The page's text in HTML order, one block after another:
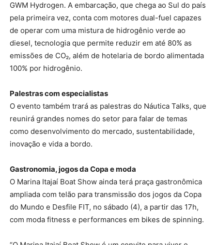
GWM Hydrogen. A embarcação, que chega ao Sul do país
pela primeira vez, conta com motores dual-fuel capazes
de operar com uma mistura de hidrogênio verde ao
diesel, tecnologia que permite reduzir em até 80% as
emissões de CO₂, além de hotelaria de bordo alimentada
100% por hidrogênio.
Palestras com especialistas
O evento também trará as palestras do Náutica Talks, que
reunirá grandes nomes do setor para falar de temas
como desenvolvimento do mercado, sustentabilidade,
inovação e vida a bordo.
Gastronomia, jogos da Copa e moda
O Marina Itajaí Boat Show ainda terá praça gastronômica
ampliada com telão para transmissão dos jogos da Copa
do Mundo e Desfile FIT, no sábado (4), a partir das 17h,
com moda fitness e performances em bikes de spinning.